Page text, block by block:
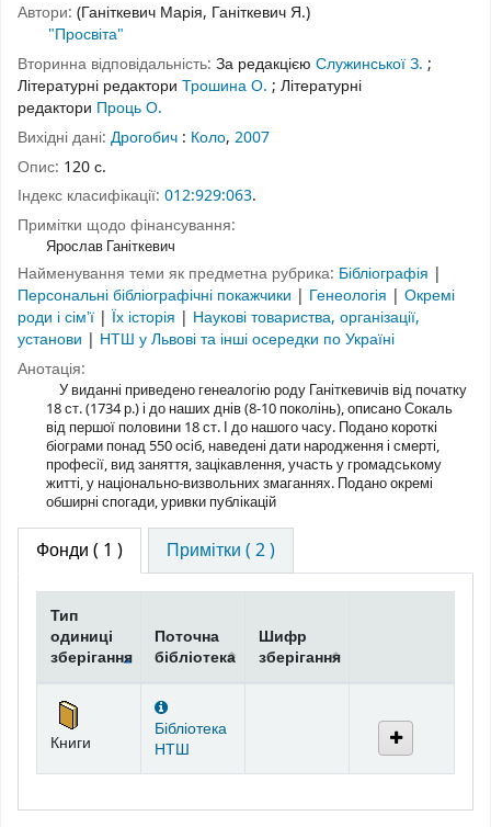
Автори: (Ганіткевич Марія, Ганіткевич Я.)
"Просвіта"
Вторинна відповідальність: За редакцією Служинської З. ;
Літературні редактори Трошина О. ; Літературні
редактори Проць О.
Вихідні дані: Дрогобич : Коло, 2007
Опис: 120 с.
Індекс класифікації: 012:929:063.
Примітки щодо фінансування:
Ярослав Ганіткевич
Найменування теми як предметна рубрика: Бібліографія |
Персональні бібліографічні покажчики | Генеологія | Окремі
роди і сімʼї | Їх історія | Наукові товариства, організації,
установи | НТШ у Львові та інші осередки по Україні
Анотація:
У виданні приведено генеалогію роду Ганіткевичів від початку
18 ст. (1734 р.) і до наших днів (8-10 поколінь), описано Сокаль
від першої половини 18 ст. І до нашого часу. Подано короткі
біограми понад 550 осіб, наведені дати народження і смерті,
професії, вид заняття, зацікавлення, участь у громадському
житті, у національно-визвольних змаганнях. Подано окремі
обширні спогади, уривки публікацій
Фонди ( 1 ) Примітки ( 2 )
Тип
одиниці
зберігання
Поточна
бібліотека
Шифр
зберігання
Книги
Бібліотека
НТШ